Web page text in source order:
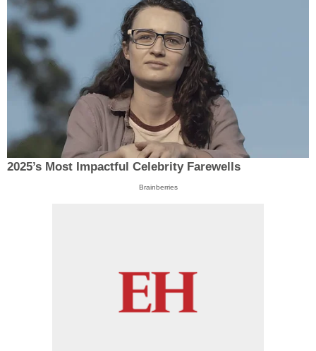
2025’s Most Impactful Celebrity Farewells
Brainberries